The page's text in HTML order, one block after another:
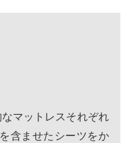
マットレスそれぞれ
含ませたシーツをか